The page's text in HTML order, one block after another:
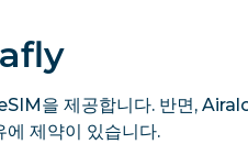
을 제공합니다. 반면,
제약이 있습니다.